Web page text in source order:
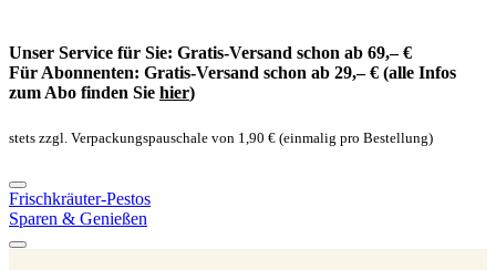
Unser Service für Sie: Gratis-Versand schon ab 69,– €
Für Abonnenten: Gratis-Versand schon ab 29,– € (alle Infos
zum Abo finden Sie hier)
stets zzgl. Verpackungspauschale von 1,90 € (einmalig pro Bestellung)
Frischkräuter-Pestos
Sparen & Genießen